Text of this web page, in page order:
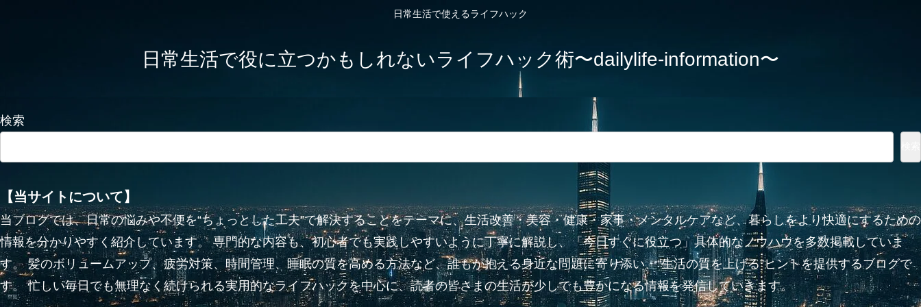
日常生活で使えるライフハック
日常生活で役に立つかもしれないライフハック術〜dailylife-information〜
検索
【当サイトについて】
当ブログでは、日常の悩みや不便を“ちょっとした工夫”で解決することをテーマに、生活改善・美容・健康・家事・メンタルケアなど、暮らしをより快適にするための
情報を分かりやすく紹介しています。 専門的な内容も、初心者でも実践しやすいように丁寧に解説し、「今日すぐに役立つ」具体的なノウハウを多数掲載していま
す。 髪のボリュームアップ、疲労対策、時間管理、睡眠の質を高める方法など、誰もが抱える身近な問題に寄り添い、“生活の質を上げる”ヒントを提供するブログで
す。 忙しい毎日でも無理なく続けられる実用的なライフハックを中心に、読者の皆さまの生活が少しでも豊かになる情報を発信していきます。